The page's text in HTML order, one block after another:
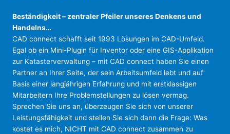
Beständigkeit – zentraler Pfeiler unseres Denkens und
Handelns…
CAD connect schafft seit 1993 Lösungen im CAD-Umfeld.
Egal ob ein Mini-Plugin für Inventor oder eine GIS-Applikation
zur Katasterverwaltung – mit CAD connect haben Sie einen
Partner an Ihrer Seite, der sein Arbeitsumfeld lebt und auf
Basis einer langjährigen Erfahrung und mit erstklassigen
Mitarbeitern Ihre Problemstellungen zu lösen vermag.
Sprechen Sie uns an, überzeugen Sie sich von unserer
Leistungsfähigkeit und stellen Sie sich dann die Frage: Was
kostet es mich, NICHT mit CAD connect zusammen zu